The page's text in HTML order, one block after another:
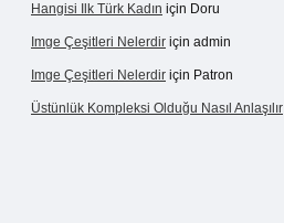
Hangisi Ilk Türk Kadın için Doru
Imge Çeşitleri Nelerdir için admin
Imge Çeşitleri Nelerdir için Patron
Üstünlük Kompleksi Olduğu Nasıl Anlaşılır